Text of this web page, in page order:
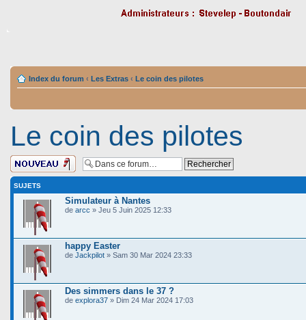
Index du forum ‹ Les Extras ‹ Le coin des pilotes
Le coin des pilotes
Ecrire un nouveau
sujet
SUJETS
Simulateur à Nantes
de arcc » Jeu 5 Juin 2025 12:33
happy Easter
de Jackpilot » Sam 30 Mar 2024 23:33
Des simmers dans le 37 ?
de explora37 » Dim 24 Mar 2024 17:03